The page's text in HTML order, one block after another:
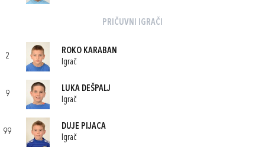
PRIČUVNI IGRAČI
2
ROKO KARABAN
Igrač
9
LUKA DEŠPALJ
Igrač
99
DUJE PIJACA
Igrač